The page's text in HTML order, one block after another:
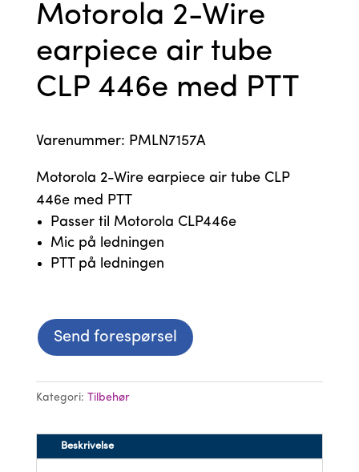
Motorola 2-Wire
earpiece air tube
CLP 446e med PTT
Varenummer: PMLN7157A
Motorola 2-Wire earpiece air tube CLP
446e med PTT
Passer til Motorola CLP446e
Mic på ledningen
PTT på ledningen
Send forespørsel
Kategori: Tilbehør
Beskrivelse